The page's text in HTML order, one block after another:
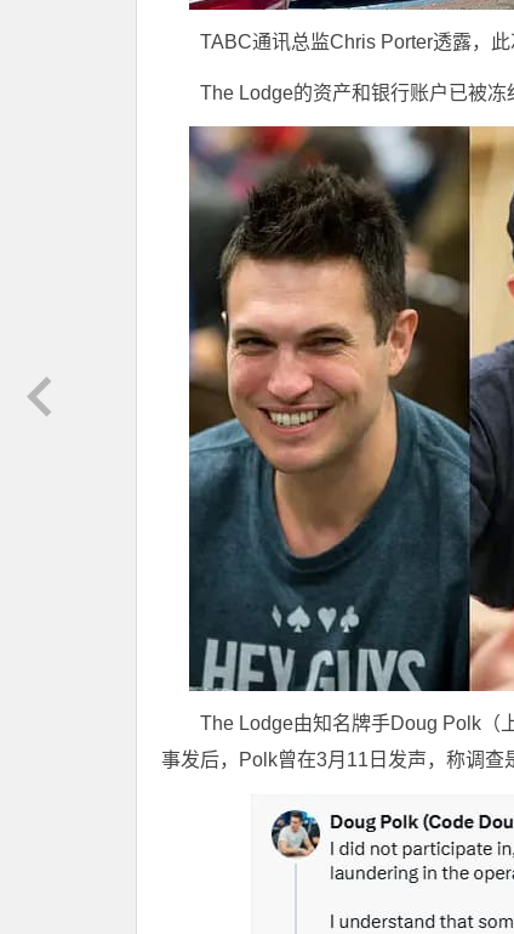
TABC通讯总监Chris Porter透露，
The Lodge的资产和银行账户已被冻
The Lodge由知名牌手Doug Polk（
事发后，Polk曾在3月11日发声，称调查